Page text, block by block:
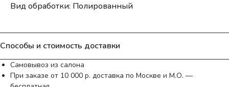
Вид обработки: Полированный
Способы и стоимость доставки
Самовывоз из салона
При заказе от 10 000 р. доставка по Москве и М.О. —